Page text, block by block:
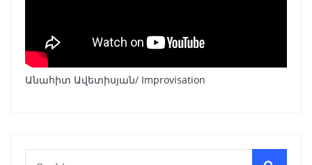
Անահիտ Ավետիսյան/ Improvisation